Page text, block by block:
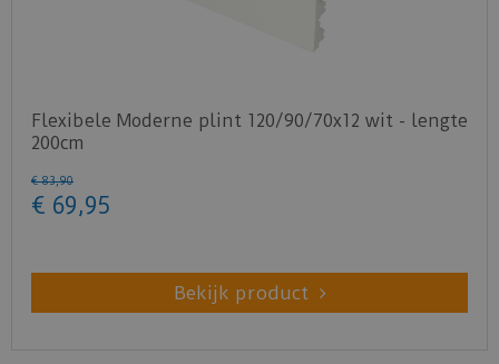
Flexibele Moderne plint 120/90/70x12 wit - lengte
200cm
€ 83,90
€ 69,95
Bekijk product